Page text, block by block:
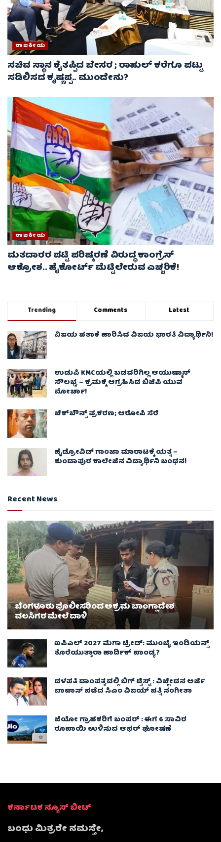
ರಾಜಕೀಯ
ಸಚಿವ ಸ್ಥಾನ ಕೈತಪ್ಪಿದ ಬೇಸರ ; ರಾಹುಲ್ ಕರೆಗೂ ಪಟ್ಟು
ಸಡಿಲಿಸದ ಕೃಷ್ಣಪ್ಪ.. ಮುಂದೇನು?
ರಾಜಕೀಯ
ಮತದಾರರ ಪಟ್ಟಿ ಪರಿಷ್ಕರಣೆ ವಿರುದ್ಧ ಕಾಂಗ್ರೆಸ್
ಆಕ್ರೋಶ.. ಹೈಕೋರ್ಟ್ ಮೆಟ್ಟಿಲೇರುವ ಎಚ್ಚರಿಕೆ!
Trending Comments Latest
ವಿಜಯ ಪತಾಕೆ ಹಾರಿಸಿದ ವಿಜಯ ಭಾರತಿ ವಿದ್ಯಾರ್ಥಿನಿ!
ಉಡುಪಿ KMCಯಲ್ಲಿ ಬಡವರಿಗಿಲ್ಲ ಆಯುಷ್ಮಾನ್
ಸೌಲಭ್ಯ – ಕ್ರಮಕ್ಕೆ ಆಗ್ರಹಿಸಿದ ಬಿಜೆಪಿ ಯುವ
ಮೋರ್ಚಾ!
ಚೆಕ್​ಬೌನ್ಸ್​ ಪ್ರಕರಣ; ಆರೋಪಿ ಸೆರೆ
ಹೈಡ್ರೋವಿಡ್ ಗಾಂಜಾ ಮಾರಾಟಕ್ಕೆ ಯತ್ನ –
ಕುಂದಾಪುರ ಕಾಲೇಜಿನ ವಿದ್ಯಾರ್ಥಿನಿ ಬಂಧನ!
Recent News
ಬೆಂಗಳೂರು ಪೊಲೀಸರಿಂದ ಅಕ್ರಮ ಬಾಂಗ್ಲಾದೇಶ
ವಲಸಿಗರ ಮೇಲೆ ದಾಳಿ
ಐಪಿಎಲ್ 2027 ಮೆಗಾ ಟ್ರೇಡ್: ಮುಂಬೈ ಇಂಡಿಯನ್ಸ್
ತೊರೆಯುತ್ತಾರಾ ಹಾರ್ದಿಕ್ ಪಾಂಡ್ಯ?
ದಳಪತಿ ದಾಂಪತ್ಯದಲ್ಲಿ ಬಿಗ್ ಟ್ವಿಸ್ಟ್ : ವಿಚ್ಛೇದನ ಅರ್ಜಿ
ವಾಪಾಸ್‌ ಪಡೆದ ಸಿಎಂ ವಿಜಯ್ ಪತ್ನಿ ಸಂಗೀತಾ‌
ಜಿಯೋ ಗ್ರಾಹಕರಿಗೆ ಬಂಪರ್ : ಈಗ 6 ಸಾವಿರ
ರೂಪಾಯಿ ಉಳಿಸುವ ಆಫರ್ ಘೋಷಣೆ
ಕರ್ನಾಟಕ ನ್ಯೂಸ್ ಬೀಟ್
ಬಂಧು ಮಿತ್ರರೇ ನಮಸ್ತೇ,